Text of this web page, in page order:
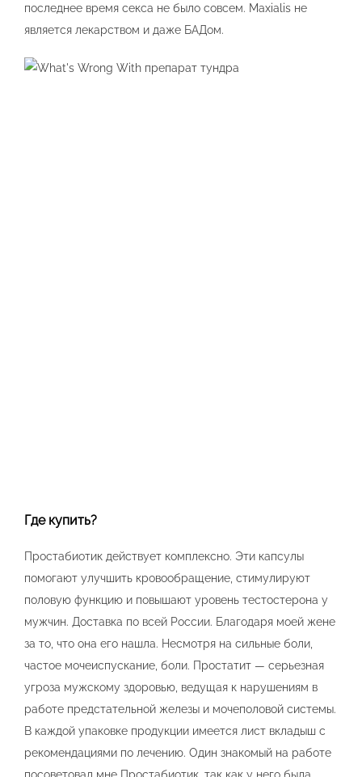
последнее время секса не было совсем. Maxialis не
является лекарством и даже БАДом.
Где купить?
Простабиотик действует комплексно. Эти капсулы
помогают улучшить кровообращение, стимулируют
половую функцию и повышают уровень тестостерона у
мужчин. Доставка по всей России. Благодаря моей жене
за то, что она его нашла. Несмотря на сильные боли,
частое мочеиспускание, боли. Простатит — серьезная
угроза мужскому здоровью, ведущая к нарушениям в
работе предстательной железы и мочеполовой системы.
В каждой упаковке продукции имеется лист вкладыш с
рекомендациями по лечению. Один знакомый на работе
посоветовал мне Простабиотик, так как у него была